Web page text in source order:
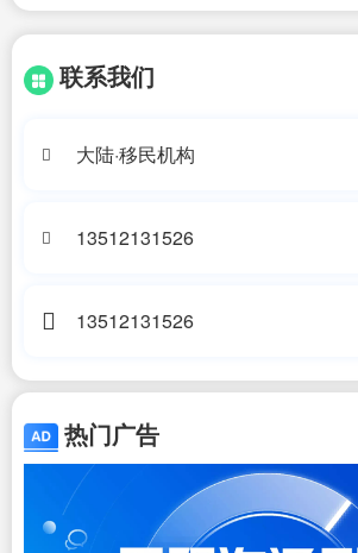
联系我们
大陆·移民机构
13512131526
13512131526
热门广告